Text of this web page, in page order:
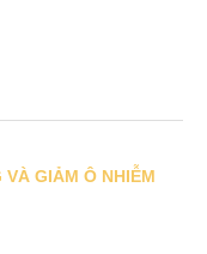
VÀ GIẢM Ô NHIỄM